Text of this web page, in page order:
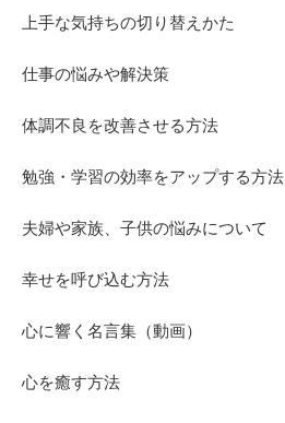
上手な気持ちの切り替えかた
仕事の悩みや解決策
体調不良を改善させる方法
勉強・学習の効率をアップする方法
夫婦や家族、子供の悩みについて
幸せを呼び込む方法
心に響く名言集（動画）
心を癒す方法